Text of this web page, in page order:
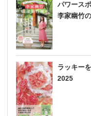
パワース
李家幽竹
ラッキー
2025